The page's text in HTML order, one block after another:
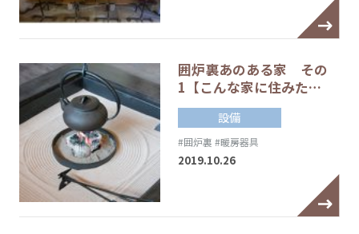
囲炉裏あのある家 その
1【こんな家に住みた…
設備
#囲炉裏 #暖房器具
2019.10.26